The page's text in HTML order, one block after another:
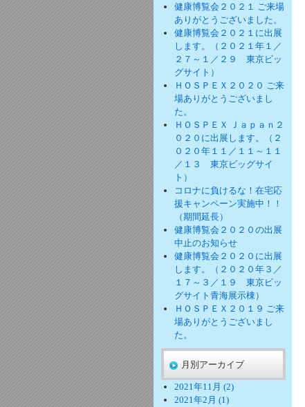
健康博覧会２０２１ ご来場
ありがとうございました。
健康博覧会２０２１に出展
します。（２０２１年１／
２７～１／２９ 東京ビッ
グサイト）
ＨＯＳＰＥＸ２０２０ ご来
場ありがとうございまし
た。
ＨＯＳＰＥＸ Ｊａｐａｎ２
０２０に出展します。（２
０２０年１１／１１～１１
／１３ 東京ビッグサイ
ト）
コロナに負けるな！在宅応
援キャンペーン実施中！！
（期間延長）
健康博覧会２０２０の出展
中止のお知らせ
健康博覧会２０２０に出展
します。（２０２０年３／
１７～３／１９ 東京ビッ
グサイト青海展示棟）
ＨＯＳＰＥＸ２０１９ ご来
場ありがとうございまし
た。
月別アーカイブ
2021年11月 (2)
2021年2月 (1)